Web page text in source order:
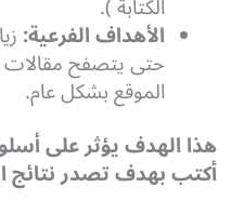
الأهداف الفرعية:
حتى يتصفح مقالات
الموقع بشكل عام.
هذا الهدف يؤثر على
أكتب بهدف تصدر نتائج